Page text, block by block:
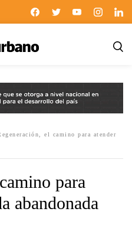
el camino para atender
para
abandonada